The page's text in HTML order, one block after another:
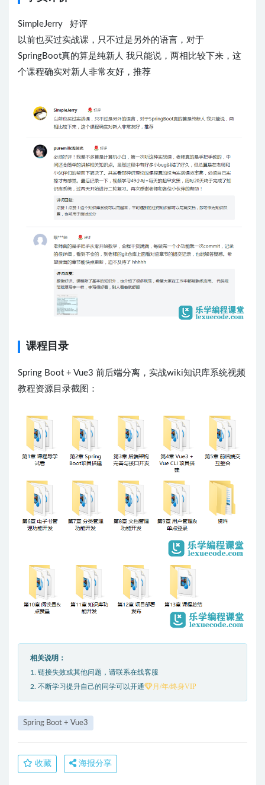
SimpleJerry 好评
以前也买过实战课，只不过是另外的语言，对于
SpringBoot真的算是纯新人 我只能说，两相比较下来，这
个课程确实对新人非常友好，推荐
课程目录
Spring Boot + Vue3 前后端分离，实战wiki知识库系统视频
教程资源目录截图：
相关说明：
1. 链接失效或其他问题，请联系在线客服
2. 不断学习提升自己的同学可以开通
月/年/终身VIP
Spring Boot + Vue3
收藏 海报分享